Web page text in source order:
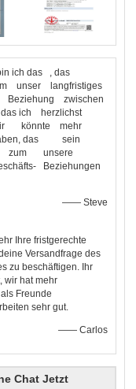
ich das , das
unser langfristiges
Beziehung zwischen
ich herzlichst
könnte mehr
das sein
zum unsere
Beziehungen
—— Steve
Ihre fristgerechte
Versandfrage des
zu beschäftigen. Ihr
wir hat mehr
Freunde
sehr gut.
—— Carlos
Chat Jetzt